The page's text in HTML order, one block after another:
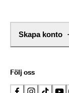
Skapa konto
Följ oss